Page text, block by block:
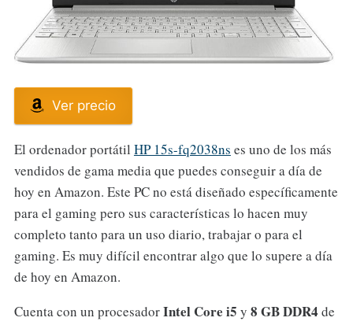
Ver precio
El ordenador portátil HP 15s-fq2038ns es uno de los más
vendidos de gama media que puedes conseguir a día de
hoy en Amazon. Este PC no está diseñado específicamente
para el gaming pero sus características lo hacen muy
completo tanto para un uso diario, trabajar o para el
gaming. Es muy difícil encontrar algo que lo supere a día
de hoy en Amazon.
Cuenta con un procesadorIntel Core i5 y 8 GBDDR4 de